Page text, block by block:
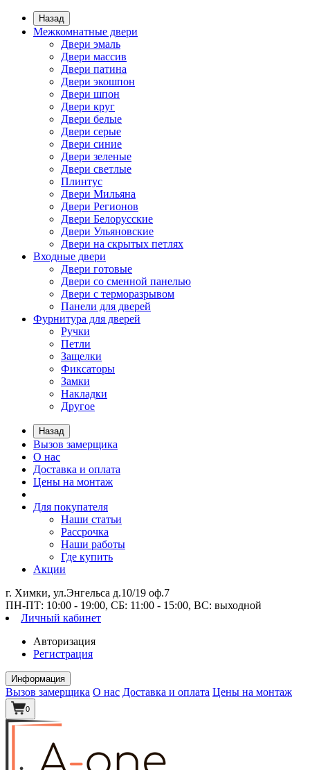
Назад
Межкомнатные двери
Двери эмаль
Двери массив
Двери патина
Двери экошпон
Двери шпон
Двери круг
Двери белые
Двери серые
Двери синие
Двери зеленые
Двери светлые
Плинтус
Двери Мильяна
Двери Регионов
Двери Белорусские
Двери Ульяновские
Двери на скрытых петлях
Входные двери
Двери готовые
Двери со сменной панелью
Двери с терморазрывом
Панели для дверей
Фурнитура для дверей
Ручки
Петли
Защелки
Фиксаторы
Замки
Накладки
Другое
Назад
Вызов замерщика
О нас
Доставка и оплата
Цены на монтаж
Для покупателя
Наши статьи
Рассрочка
Наши работы
Где купить
Акции
г. Химки, ул.Энгельса д.10/19 оф.7
ПН-ПТ: 10:00 - 19:00, СБ: 11:00 - 15:00, ВС: выходной
Личный кабинет
Авторизация
Регистрация
Информация
Вызов замерщика О нас Доставка и оплата Цены на монтаж
0